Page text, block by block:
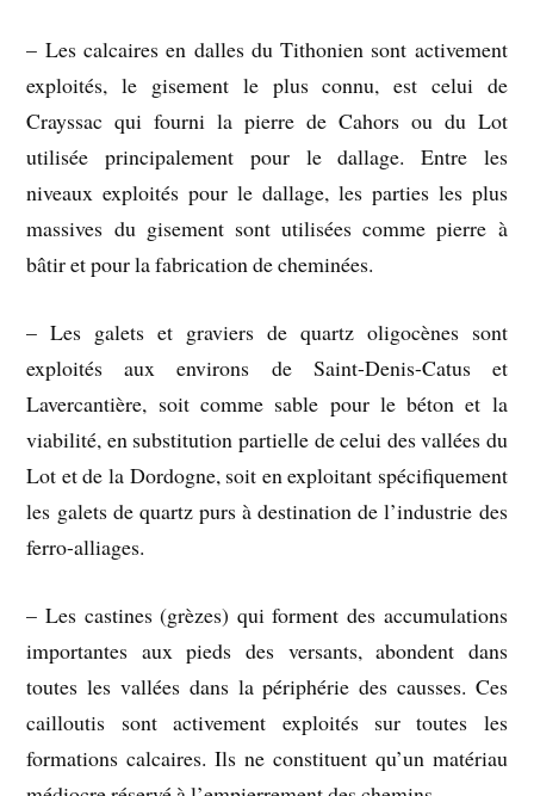
– Les calcaires en dalles du Tithonien sont activement
exploités, le gisement le plus connu, est celui de
Crayssac qui fourni la pierre de Cahors ou du Lot
utilisée principalement pour le dallage. Entre les
niveaux exploités pour le dallage, les parties les plus
massives du gisement sont utilisées comme pierre à
bâtir et pour la fabrication de cheminées.
– Les galets et graviers de quartz oligocènes sont
exploités aux environs de Saint-Denis-Catus et
Lavercantière, soit comme sable pour le béton et la
viabilité, en substitution partielle de celui des vallées du
Lot et de la Dordogne, soit en exploitant spécifiquement
les galets de quartz purs à destination de l’industrie des
ferro-alliages.
– Les castines (grèzes) qui forment des accumulations
importantes aux pieds des versants, abondent dans
toutes les vallées dans la périphérie des causses. Ces
cailloutis sont activement exploités sur toutes les
formations calcaires. Ils ne constituent qu’un matériau